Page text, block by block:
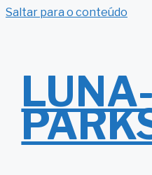
Saltar para o conteúdo
LUNA-